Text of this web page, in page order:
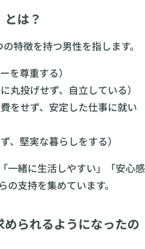
は？
特徴を持つ男性を指します。
を尊重する）
丸投げせず、自立している）
費をせず、安定した仕事に就い
、堅実な暮らしをする）
一緒に生活しやすい」「安心感
支持を集めています。
られるようになったの